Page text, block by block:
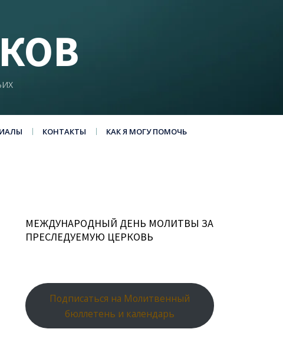
КОНТАКТЫ КАК Я МОГУ ПОМОЧЬ
МЕЖДУНАРОДНЫЙ ДЕНЬ МОЛИТВЫ ЗА
ПРЕСЛЕДУЕМУЮ ЦЕРКОВЬ
Подписаться на Молитвенный
бюллетень и календарь